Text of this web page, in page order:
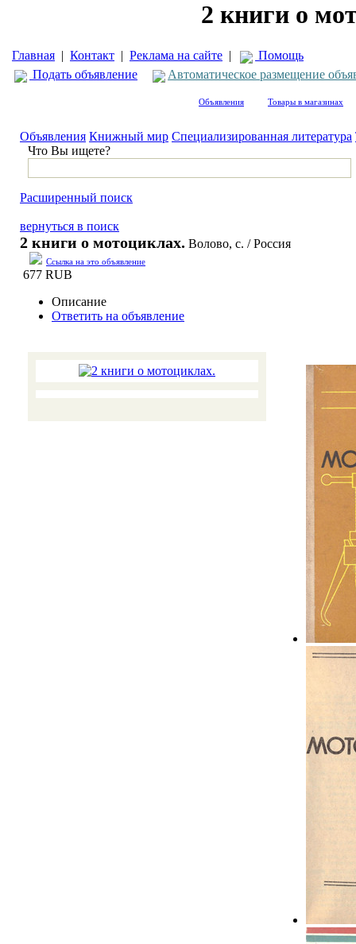
2 книги о
Главная | Контакт | Реклама на сайте |
Помощь
Подать объявление
Автоматическое размещение
Объявления Товары в магазинах
Объявления Книжный мир Специализированная литература
Что Вы ищете?
Расширенный поиск
вернуться в поиск
2 книги о мотоциклах. Волово, с. / Россия
Ссылка на это объявление
677 RUB
Описание
Ответить на объявление